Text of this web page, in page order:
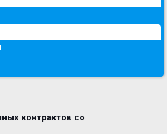
контрактов со